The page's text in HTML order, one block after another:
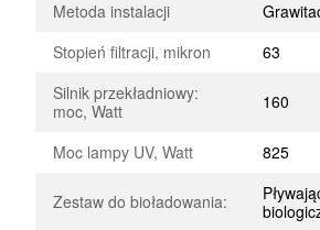
Metoda instalacji
Stopień filtracji, mikron
63
Silnik przekładniowy:
moc, Watt
160
Moc lampy UV, Watt 825
Zestaw do bioładowania: